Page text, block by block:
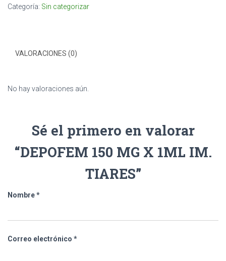
Categoría: Sin categorizar
VALORACIONES (0)
No hay valoraciones aún.
Sé el primero en valorar
“DEPOFEM 150 MG X 1ML IM.
TIARES”
Nombre*
Correo electrónico *